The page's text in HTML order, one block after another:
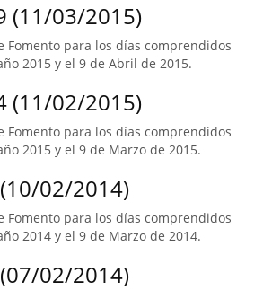
(11/03/2015)
Fomento para los días comprendidos
2015 y el 9 de Abril de 2015.
(11/02/2015)
Fomento para los días comprendidos
2015 y el 9 de Marzo de 2015.
02/2014)
Fomento para los días comprendidos
2014 y el 9 de Marzo de 2014.
02/2014)